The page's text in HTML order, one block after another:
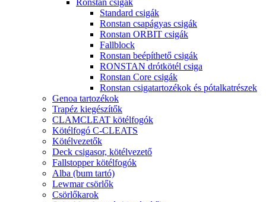
Ronstan csigák
Standard csigák
Ronstan csapágyas csigák
Ronstan ORBIT csigák
Fallblock
Ronstan beépíthető csigák
RONSTAN drótkötél csiga
Ronstan Core csigák
Ronstan csigatartozékok és pótalkatrészek
Genoa tartozékok
Trapéz kiegészítők
CLAMCLEAT kötélfogók
Kötélfogó C-CLEATS
Kötélvezetők
Deck csigasor, kötélvezető
Fallstopper kötélfogók
Alba (bum tartó)
Lewmar csörlők
Csörlőkarok